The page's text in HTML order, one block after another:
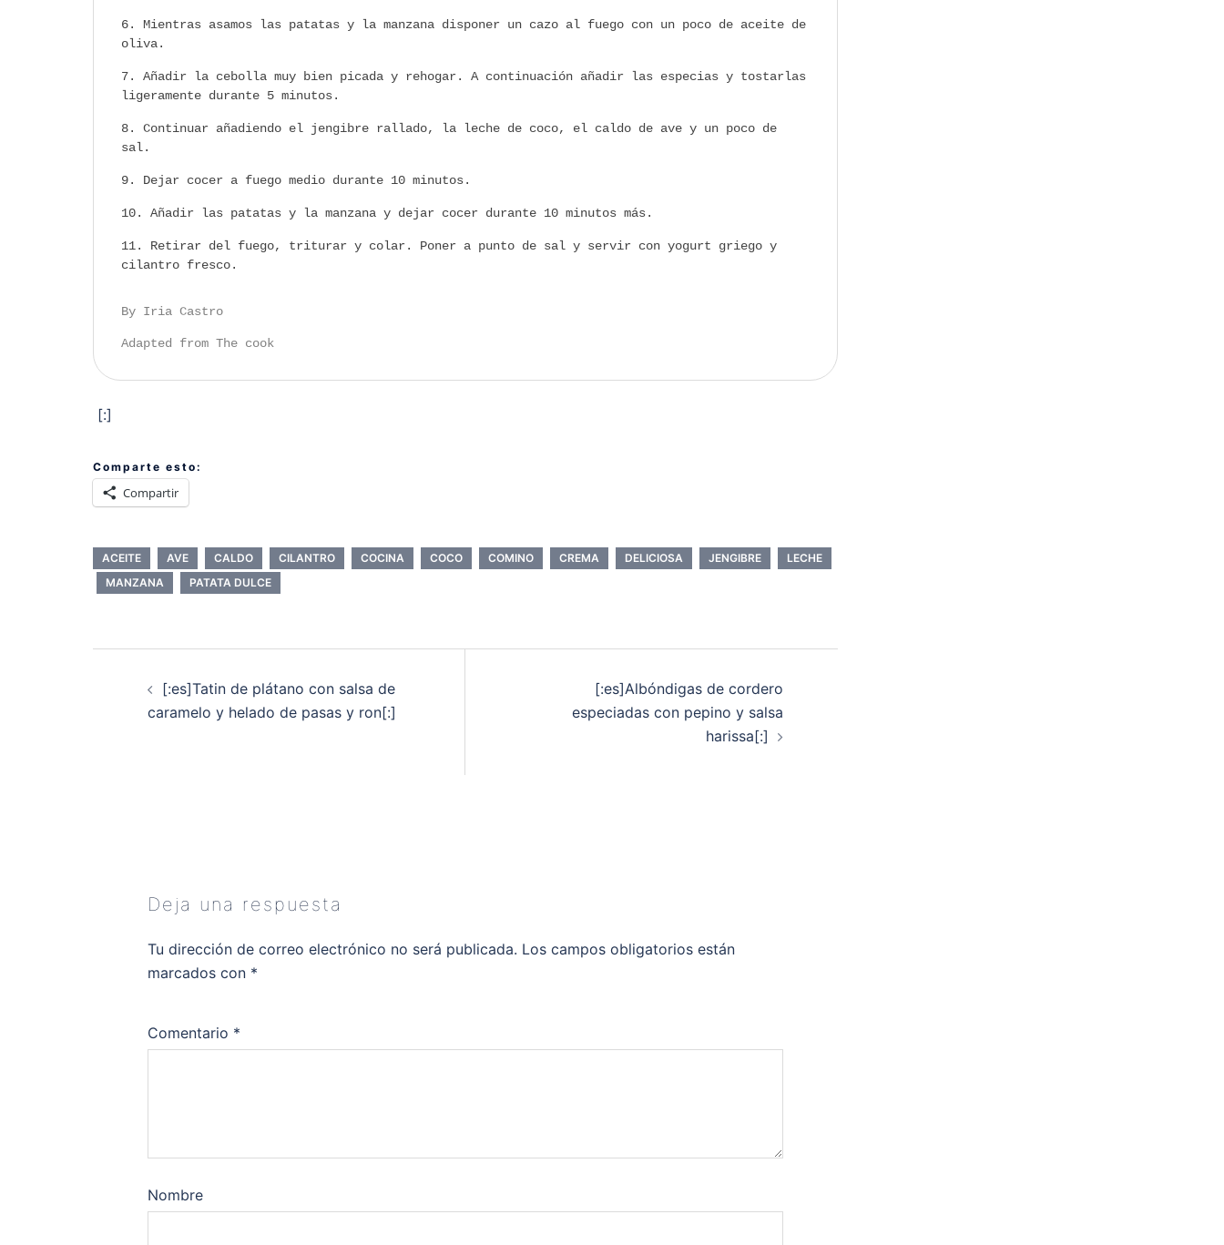
Mientras asamos las patatas y la manzana disponer un cazo al fuego con un poco de aceite de
oliva.
Añadir la cebolla muy bien picada y rehogar. A continuación añadir las especias y tostarlas
ligeramente durante 5 minutos.
Continuar añadiendo el jengibre rallado, la leche de coco, el caldo de ave y un poco de
sal.
Dejar cocer a fuego medio durante 10 minutos.
Añadir las patatas y la manzana y dejar cocer durante 10 minutos más.
Retirar del fuego, triturar y colar. Poner a punto de sal y servir con yogurt griego y
cilantro fresco.
By Iria Castro
Adapted from The cook
[:]
Comparte esto:
Compartir
ACEITE AVE CALDO CILANTRO COCINA COCO COMINO CREMA DELICIOSA JENGIBRE
LECHE
MANZANA
PATATA DULCE
entradas
[:es]Tatin de plátano con salsa de
caramelo y helado de pasas y ron[:]
[:es]Albóndigas de cordero
especiadas con pepino y salsa
harissa[:]
Deja una respuesta
Tu dirección de correo electrónico no será publicada. Los campos obligatorios están
marcados con *
Comentario *
Nombre